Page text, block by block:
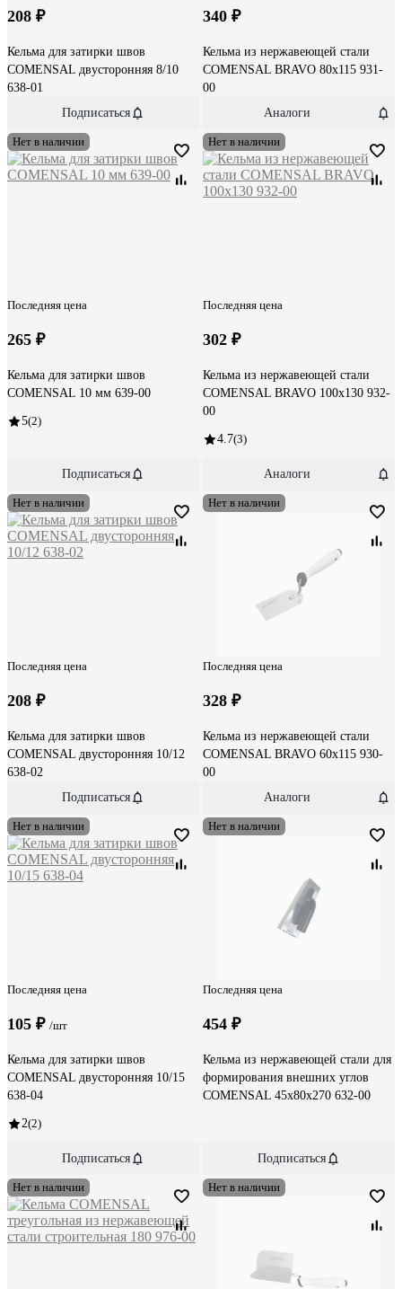
208 ₽
Кельма для затирки швов
COMENSAL двусторонняя 8/10
638-01
Подписаться
340 ₽
Кельма из нержавеющей стали
COMENSAL BRAVO 80х115 931-
00
Аналоги
Нет в наличии
Последняя цена
265 ₽
Кельма для затирки швов
COMENSAL 10 мм 639-00
5(2)
Подписаться
Нет в наличии
Последняя цена
302 ₽
Кельма из нержавеющей стали
COMENSAL BRAVO 100х130 932-
00
4.7(3)
Аналоги
Нет в наличии
Последняя цена
208 ₽
Кельма для затирки швов
COMENSAL двусторонняя 10/12
638-02
Подписаться
Нет в наличии
Последняя цена
328 ₽
Кельма из нержавеющей стали
COMENSAL BRAVO 60х115 930-
00
Аналоги
Нет в наличии
Последняя цена
105 ₽ /шт
Кельма для затирки швов
COMENSAL двусторонняя 10/15
638-04
2(2)
Подписаться
Нет в наличии
Последняя цена
454 ₽
Кельма из нержавеющей стали для
формирования внешних углов
COMENSAL 45х80х270 632-00
Подписаться
Нет в наличии Нет в наличии